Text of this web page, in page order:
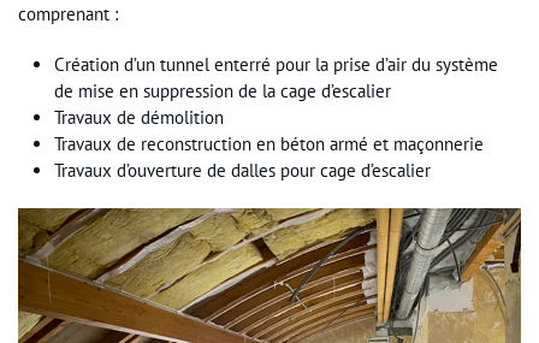
comprenant :
Création d’un tunnel enterré pour la prise d’air du système
de mise en suppression de la cage d’escalier
Travaux de démolition
Travaux de reconstruction en béton armé et maçonnerie
Travaux d’ouverture de dalles pour cage d’escalier